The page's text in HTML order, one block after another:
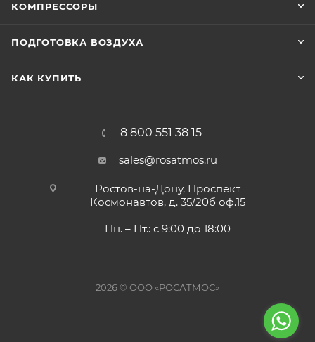
КОМПРЕССОРЫ
ПОДГОТОВКА ВОЗДУХА
КАК КУПИТЬ
8 800 551 38 15
sales@rosatmos.ru
Ростов-на-Дону, Проспект
Космонавтов, д. 35/20б оф.15
Пн. – Пт.: с 9:00 до 18:00
2026 © ООО «РОСАТМОС»